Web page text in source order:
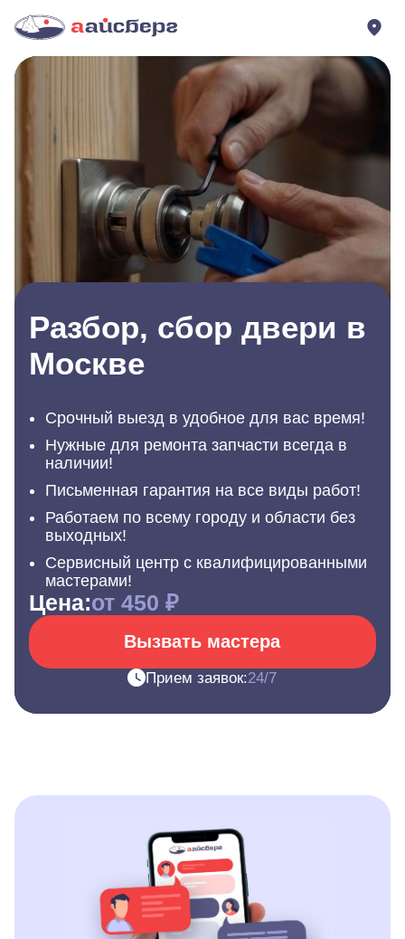
Разбор, сбор двери в
Москве
Срочный выезд в удобное для вас время!
Нужные для ремонта запчасти всегда в
наличии!
Письменная гарантия на все виды работ!
Работаем по всему городу и области без
выходных!
Сервисный центр с квалифицированными
мастерами!
Цена:от 450 ₽
Вызвать мастера
Прием заявок:24/7